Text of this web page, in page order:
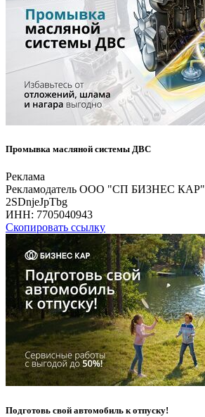
Промывка масляной системы ДВС
Реклама
Рекламодатель ООО "СП БИЗНЕС КАР"
2SDnjeJpTbg
ИНН: 7705040943
Скопировать ссылку
Подготовь свой автомобиль к отпуску!